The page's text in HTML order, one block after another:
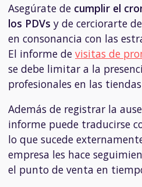
Asegúrate de cumplir el
los PDVs y de cerciorarte
en consonancia con las
El informe de visitas de
se debe limitar a la
profesionales en las
Además de registrar la
informe puede traducirse
lo que sucede
empresa les hace
el punto de venta en